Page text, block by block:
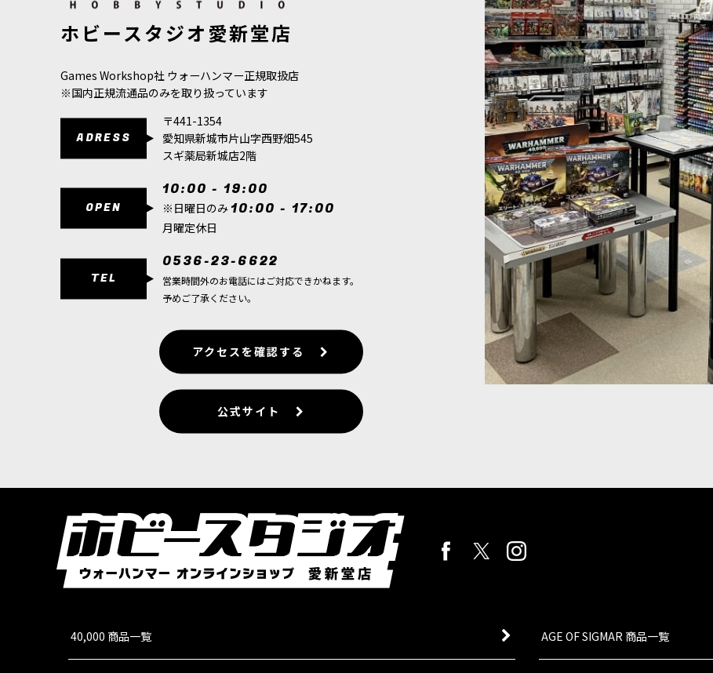
イクランド・フレッシュシェイド 24-24]
(税込)
[ウォーハンマーカラー：BASE] コラックス・ホワイト
[ウォーハンマーカラー：BASE] メフ
[21-03]
580円(税込)
ホビースタジオ愛新堂店
Games Workshop社 ウォーハンマー正規取扱店
※国内正規流通品のみを取り扱っています
ADRESS
〒441-1354
愛知県新城市片山字西野畑545
スギ薬局新城店2階
OPEN
10:00 - 19:00
※日曜日のみ 10:00 - 17:00
月曜定休日
TEL
0536-23-6622
営業時間外のお電話にはご対応できかねます。
予めご了承ください。
アクセスを確認する
公式サイト
40,000 商品一覧 AGE OF SIGMAR 商品一覧